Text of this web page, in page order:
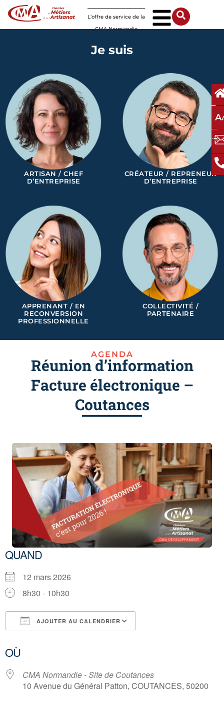
L’offre de service de la
CMA Normandie
A
Je suis
ARTISAN / CHEF
D’ENTREPRISE
CRÉATEUR / REPRENEUR
D’ENTREPRISE
APPRENANT / EN
RECONVERSION
PROFESSIONNELLE
COLLECTIVITÉ /
PARTENAIRE
AGENDA
Réunion d’information
Facture électronique –
Coutances
QUAND
12 mars 2026
8h30 - 10h30
AJOUTER AU CALENDRIER
OÙ
CMA Normandie - Site de Coutances
10 Avenue du Général Patton, COUTANCES, 50200
Panneau de gestion des cookies